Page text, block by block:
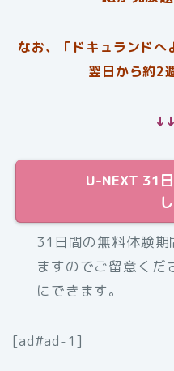
なお、「ドキュランドへ
翌日から約2
U-NEXT 31
31日間の無料体験
ますのでご留意くだ
にできます。
[ad#ad-1]